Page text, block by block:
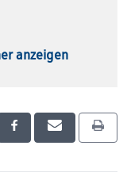
anzeigen